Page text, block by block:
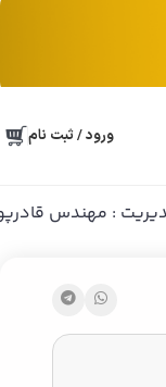
ورود / ثبت نام
: مهندس